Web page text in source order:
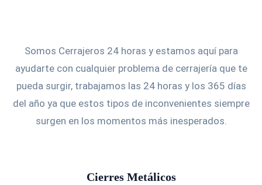
Somos Cerrajeros 24 horas y estamos aquí para
ayudarte con cualquier problema de cerrajería que te
pueda surgir, trabajamos las 24 horas y los 365 días
del año ya que estos tipos de inconvenientes siempre
surgen en los momentos más inesperados.
Cierres Metálicos